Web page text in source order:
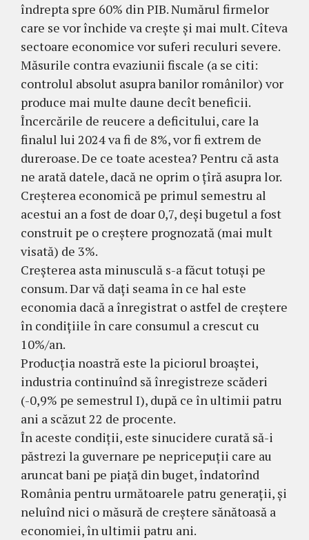
îndrepta spre 60% din PIB. Numărul firmelor
care se vor închide va crește și mai mult. Cîteva
sectoare economice vor suferi reculuri severe.
Măsurile contra evaziunii fiscale (a se citi:
controlul absolut asupra banilor românilor) vor
produce mai multe daune decît beneficii.
Încercările de reucere a deficitului, care la
finalul lui 2024 va fi de 8%, vor fi extrem de
dureroase. De ce toate acestea? Pentru că asta
ne arată datele, dacă ne oprim o țîră asupra lor.
Creșterea economică pe primul semestru al
acestui an a fost de doar 0,7, deși bugetul a fost
construit pe o creștere prognozată (mai mult
visată) de 3%.
Creșterea asta minusculă s-a făcut totuși pe
consum. Dar vă dați seama în ce hal este
economia dacă a înregistrat o astfel de creștere
în condițiile în care consumul a crescut cu
10%/an.
Producția noastră este la piciorul broaștei,
industria continuînd să înregistreze scăderi
(-0,9% pe semestrul I), după ce în ultimii patru
ani a scăzut 22 de procente.
În aceste condiții, este sinucidere curată să-i
păstrezi la guvernare pe nepricepuții care au
aruncat bani pe piață din buget, îndatorînd
România pentru următoarele patru generații, și
neluînd nici o măsură de creștere sănătoasă a
economiei, în ultimii patru ani.